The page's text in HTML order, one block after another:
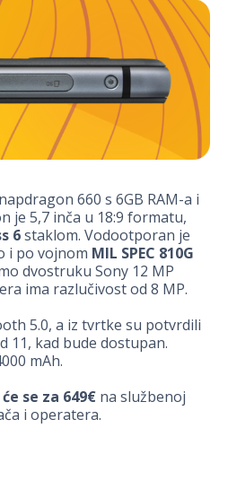
660 s 6GB RAM-a i
je 5,7 inča u 18:9 formatu,
6staklom. Vodootporan je
i po vojnom MIL SPEC 810G
dvostruku Sony 12 MP
ima razlučivost od 8 MP.
5.0, a iz tvrtke su potvrdili
11, kad bude dostupan.
mAh.
se za 649€ na službenoj
i operatera.